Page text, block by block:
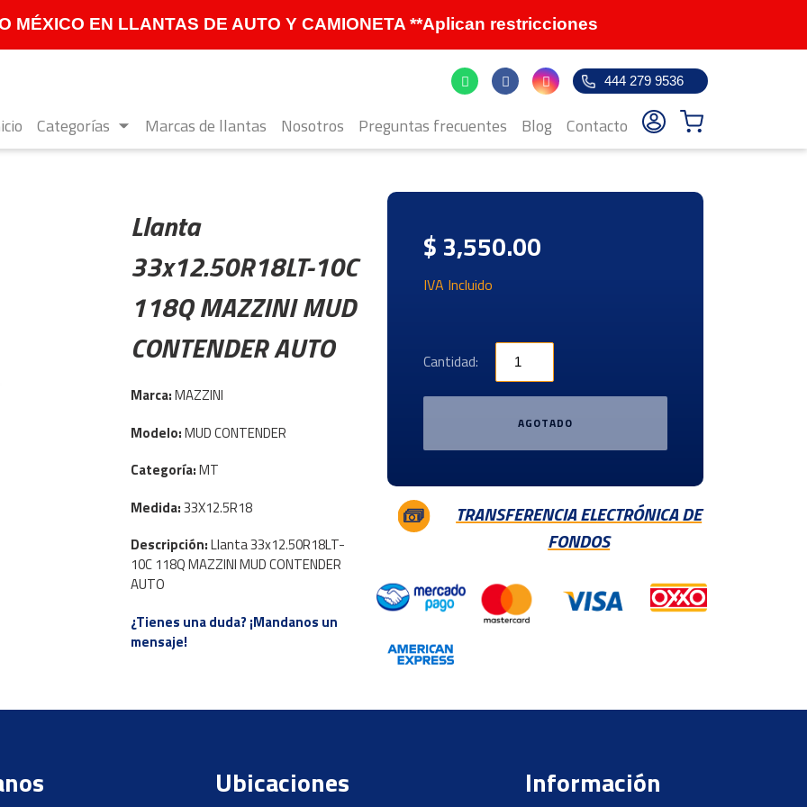
MÉXICO EN LLANTAS DE AUTO Y CAMIONETA **Aplican restricciones
Categorías Marcas de llantas Nosotros Preguntas frecuentes Blog Contacto
444 279 9536
Llanta
33x12.50R18LT-10C
118Q MAZZINI MUD
CONTENDER AUTO
Marca:MAZZINI
Modelo:MUD CONTENDER
Categoría:MT
Medida:33X12.5R18
Descripción:Llanta 33x12.50R18LT-
10C 118Q MAZZINI MUD CONTENDER
AUTO
¿Tienes una duda? ¡Mandanos un
mensaje!
$ 3,550.00
IVA Incluido
Cantidad:
AGOTADO
TRANSFERENCIA ELECTRÓNICA DE
FONDOS
Ubicaciones Información